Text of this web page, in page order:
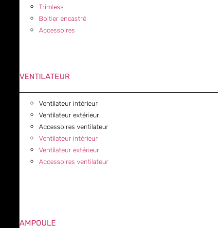
Trimless
Boitier encastré
Accessoires
VENTILATEUR
Ventilateur intérieur
Ventilateur extérieur
Accessoires ventilateur
Ventilateur intérieur
Ventilateur extérieur
Accessoires ventilateur
AMPOULE